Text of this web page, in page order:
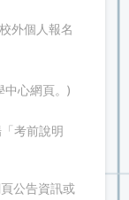
外個人報名
中心網頁。)
考前說明
公告資訊或